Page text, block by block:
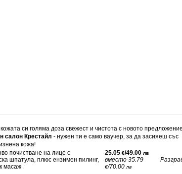
си голяма доза свежест и чистота с новото
салон Крестайл - нужен ти е само ваучер, за да засияеш със
кожа!
почистване на лице с
шпатула, плюс ензимен пилинг,
масаж
25.05 €/49.00 лв
вместо 35.79
€/70.00лв